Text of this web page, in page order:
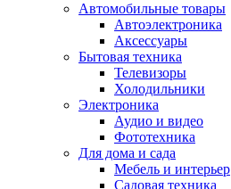
Автомобильные товары
Автоэлектроника
Аксессуары
Бытовая техника
Телевизоры
Холодильники
Электроника
Аудио и видео
Фототехника
Для дома и сада
Мебель и интерьер
Садовая техника